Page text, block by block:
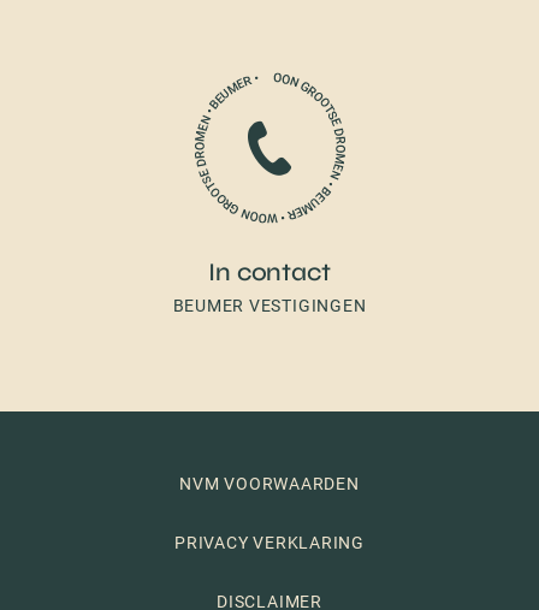
In contact
BEUMER VESTIGINGEN
NVM VOORWAARDEN
PRIVACY VERKLARING
DISCLAIMER